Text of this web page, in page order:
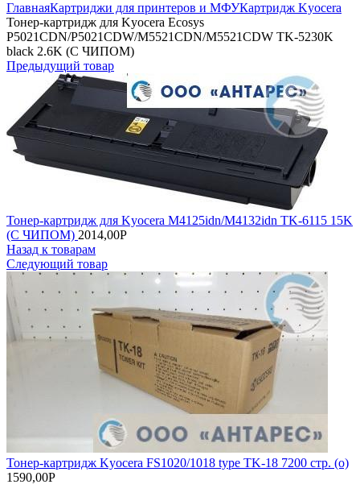
ГлавнаяКартриджи для принтеров и МФУКартридж Kyocera
Тонер-картридж для Kyocera Ecosys
P5021CDN/P5021CDW/M5521CDN/M5521CDW TK-5230K
black 2.6K (С ЧИПОМ)
Предыдущий товар
Тонер-картридж для Kyocera M4125idn/M4132idn TK-6115 15K
(С ЧИПОМ) 2014,00Р
Назад к товарам
Следующий товар
Тонер-картридж Kyocera FS1020/1018 type TK-18 7200 стр. (o)
1590,00Р